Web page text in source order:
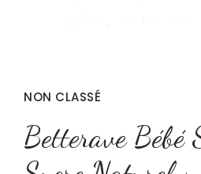
NON CLASSÉ
Betterave Bébé